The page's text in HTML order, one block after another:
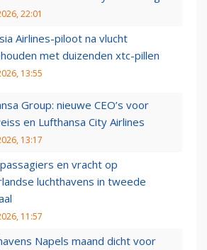
22:01
Airlines-piloot na vlucht
met duizenden xtc-pillen
13:55
Group: nieuwe CEO’s voor
en Lufthansa City Airlines
13:17
en vracht op
luchthavens in tweede
11:57
Napels maand dicht voor